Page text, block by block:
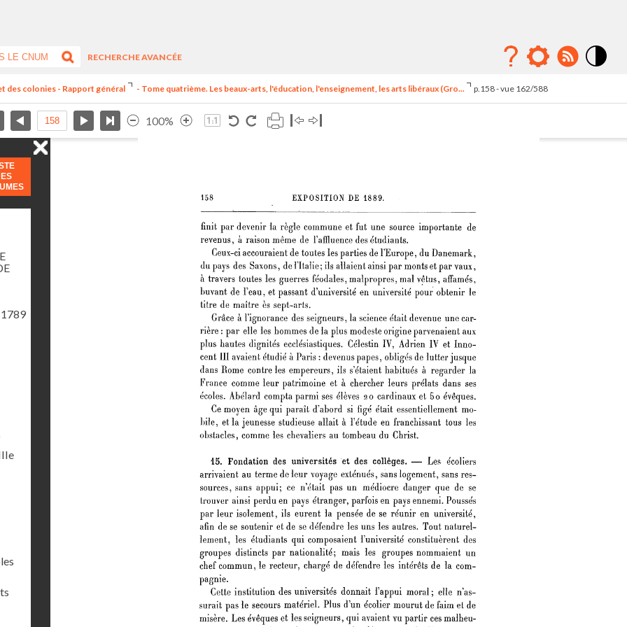
RECHERCHE AVANCÉE
des colonies - Rapport général - Tome quatrième. Les beaux-arts, l'éducation, l'enseignement, les arts libéraux (Gro... p.158 - vue 162/588
100%